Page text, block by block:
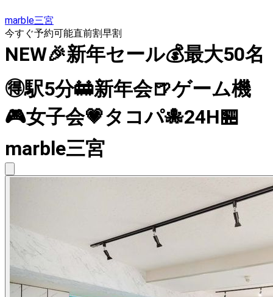
marble三宮
今すぐ予約可能直前割早割
NEW🎉新年セール💰最大50名
🉐駅5分🚋新年会🍺ゲーム機
🎮女子会💗タコパ🐙24H🏪
marble三宮